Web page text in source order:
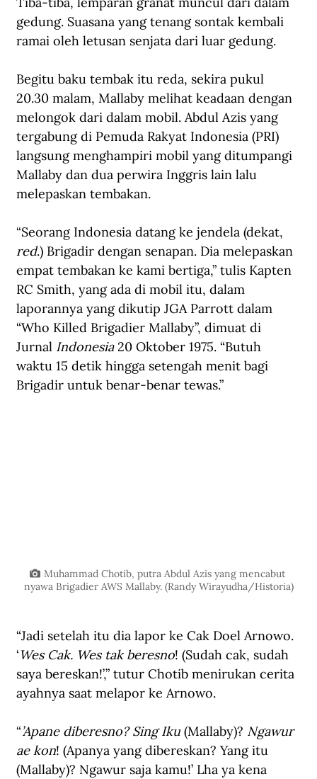
gedung. Suasana yang tenang sontak kembali
ramai oleh letusan senjata dari luar gedung.
Begitu baku tembak itu reda, sekira pukul
20.30 malam, Mallaby melihat keadaan dengan
melongok dari dalam mobil. Abdul Azis yang
tergabung di Pemuda Rakyat Indonesia (PRI)
langsung menghampiri mobil yang ditumpangi
Mallaby dan dua perwira Inggris lain lalu
melepaskan tembakan.
“Seorang Indonesia datang ke jendela (dekat,
red.) Brigadir dengan senapan. Dia melepaskan
empat tembakan ke kami bertiga,” tulis Kapten
RC Smith, yang ada di mobil itu, dalam
laporannya yang dikutip JGA Parrott dalam
“Who Killed Brigadier Mallaby”, dimuat di
Jurnal Indonesia 20 Oktober 1975. “Butuh
waktu 15 detik hingga setengah menit bagi
Brigadir untuk benar-benar tewas.”
Muhammad Chotib, putra Abdul Azis yang mencabut
nyawa Brigadier AWS Mallaby. (Randy Wirayudha/Historia)
“Jadi setelah itu dia lapor ke Cak Doel Arnowo.
‘Wes Cak. Wes tak beresno! (Sudah cak, sudah
saya bereskan!’,” tutur Chotib menirukan cerita
ayahnya saat melapor ke Arnowo.
“’Apane diberesno? Sing Iku (Mallaby)? Ngawur
ae kon! (Apanya yang dibereskan? Yang itu
(Mallaby)? Ngawur saja kamu!’ Lha ya kena